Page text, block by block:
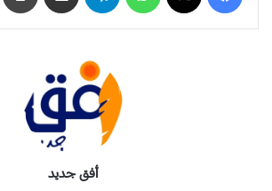
أفق جديد